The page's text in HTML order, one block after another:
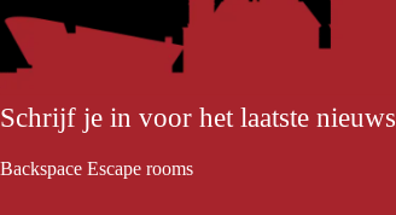
Schrijf je in voor het laatste nieuws
Backspace Escape rooms